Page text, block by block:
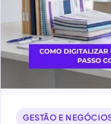
GESTÃO E